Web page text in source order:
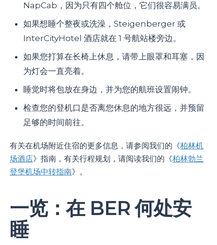
NapCab，因为只有四个舱位，它们很容易满员。
如果想睡个整夜或洗澡，Steigenberger 或
InterCityHotel 酒店就在 1 号航站楼旁边。
如果您打算在长椅上休息，请带上眼罩和耳塞，因
为灯会一直亮着。
睡觉时将包放在身边，并为您的航班设置闹钟。
检查您的登机口是否离您休息的地方很远，并预留
足够的时间前往。
有关在机场附近住宿的更多信息，请参阅我们的《柏林机
场酒店》指南，有关行程规划，请阅读我们的《柏林勃兰
登堡机场中转指南》。
一览：在 BER 何处安
睡